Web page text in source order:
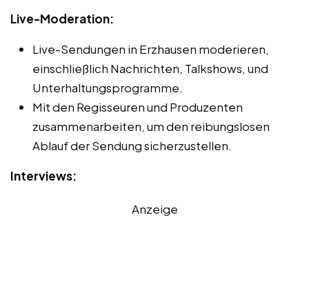
Live-Moderation:
Live-Sendungen in Erzhausen moderieren,
einschließlich Nachrichten, Talkshows, und
Unterhaltungsprogramme.
Mit den Regisseuren und Produzenten
zusammenarbeiten, um den reibungslosen
Ablauf der Sendung sicherzustellen.
Interviews:
Anzeige